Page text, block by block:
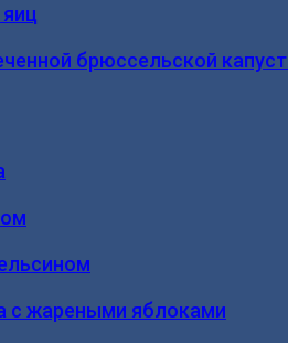
брюссельской
с жареными яблоками